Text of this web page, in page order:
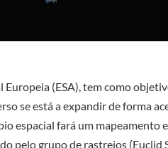
Europeia (ESA),tem como
se está a expandir de forma
espacial fará um mapeamento
pelo grupo de rastreios (Euclid